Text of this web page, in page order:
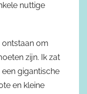
nuttige
om
zijn. Ik zat
gigantische
en kleine